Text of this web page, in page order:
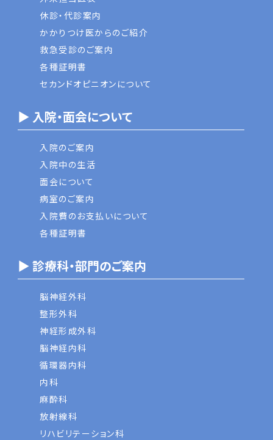
休診・代診案内
かかりつけ医からのご紹介
救急受診のご案内
各種証明書
セカンドオピニオンについて
▶ 入院・面会について
入院のご案内
入院中の生活
面会について
病室のご案内
入院費のお支払いについて
各種証明書
▶ 診療科・部門のご案内
脳神経外科
整形外科
神経形成外科
脳神経内科
循環器内科
内科
麻酔科
放射線科
リハビリテーション科